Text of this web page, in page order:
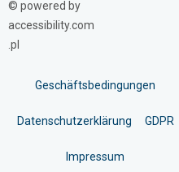
© powered by
accessibility.com
.pl
Geschäftsbedingungen
Datenschutzerklärung GDPR
Impressum